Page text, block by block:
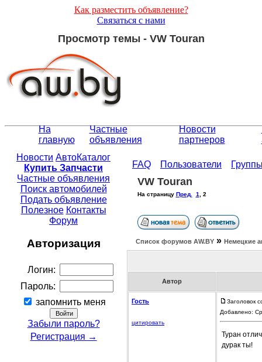
Как разместить объявление?
Связаться с нами
Просмотр темы - VW Touran
На
главную
Частные
объявления
Новости
партнеров
Новости АвтоКаталог
Купить Запчасти
Частные объявления
Поиск автомобилей
Подать объявление
Полезное Контакты
Форум
Авторизация
Логин:
Пароль:
запомнить меня
Забыли пароль?
Регистрация →
FAQ Пользователи
VW Touran
На страницу Пред. 1 2
Список форумов АW.BY » Немецкие
Автор
Гость
цитировать
Заголовок
Добавлено:
Туран
дурак ты!